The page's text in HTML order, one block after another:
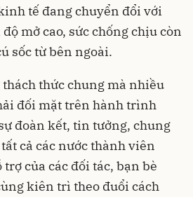
tế đang chuyển đổi với
mở cao, sức chống chịu còn
sốc từ bên ngoài.
thức chung mà nhiều
đối mặt trên hành trình
đoàn kết, tin tưởng, chung
cả các nước thành viên
của các đối tác, bạn bè
kiên trì theo đuổi cách